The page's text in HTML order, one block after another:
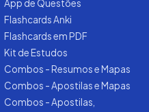
App de Questões
Flashcards Anki
Flashcards em PDF
Kit de Estudos
Combos - Resumos e Mapas
Combos - Apostilas e Mapas
Combos - Apostilas,